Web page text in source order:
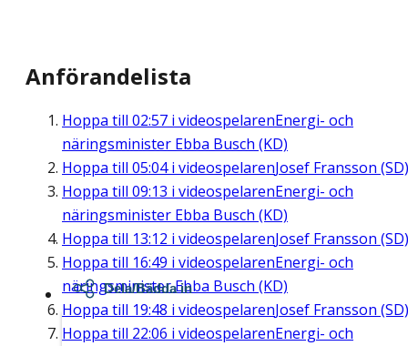
Anförandelista
Hoppa till 02:57 i videospelarenEnergi- och
näringsminister Ebba Busch (KD)
Hoppa till 05:04i videospelarenJosef Fransson (SD)
Hoppa till 09:13 i videospelarenEnergi- och
näringsminister Ebba Busch (KD)
Hoppa till 13:12 i videospelarenJosef Fransson (SD)
Hoppa till 16:49 i videospelarenEnergi- och
näringsminister Ebba Busch (KD)
Hoppa till 19:48 i videospelarenJosef Fransson (SD)
Hoppa till 22:06 i videospelarenEnergi- och
Dela/Bädda in